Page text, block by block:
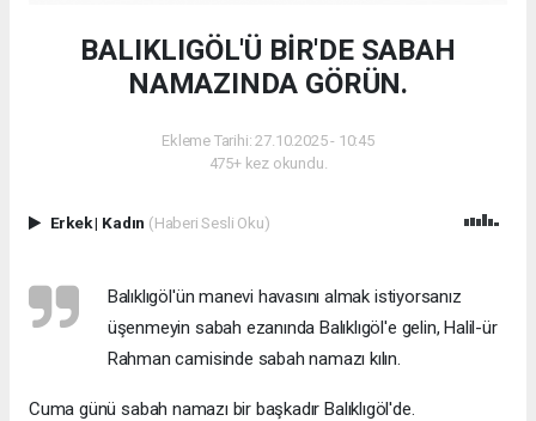
BALIKLIGÖL'Ü BİR'DE SABAH
NAMAZINDA GÖRÜN.
Ekleme Tarihi: 27.10.2025 - 10:45
475+ kez okundu.
Erkek| Kadın (Haberi Sesli Oku)
Balıklıgöl'ün manevi havasını almak istiyorsanız
üşenmeyin sabah ezanında Balıklıgöl'e gelin, Halil-ür
Rahman camisinde sabah namazı kılın.
Cuma günü sabah namazı bir başkadır Balıklıgöl'de.